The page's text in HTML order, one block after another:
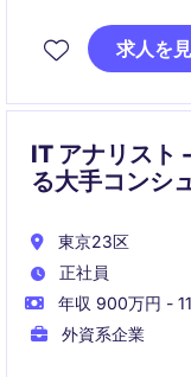
割を担います。
環境でキャリア
求人を
IT アナリスト
る大手コンシ
東京23区
正社員
年収 900万円 -
外資系企業